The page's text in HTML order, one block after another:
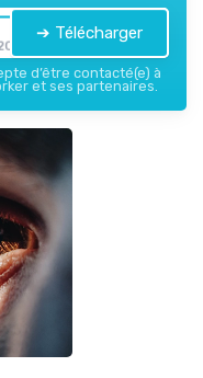
➔ Télécharger
d’être contacté(e) à
et ses partenaires.